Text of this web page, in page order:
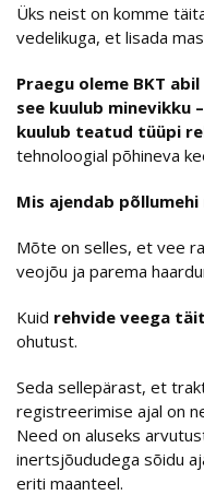
Üks neist on komme
vedelikuga, et lisada
Praegu oleme BKT
see kuulub minevikku
kuulub teatud tüüpi
tehnoloogial põhineva
Mis ajendab
Mõte on selles, et vee
veojõu ja parema
Kuid rehvide veega
ohutust.
Seda sellepärast, et
registreerimise ajal on
Need on aluseks
inertsjõududega sõidu
eriti maanteel.